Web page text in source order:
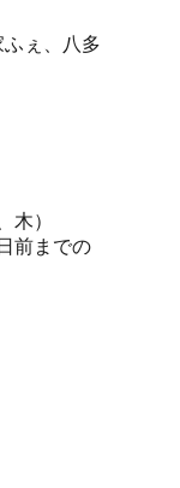
ぇ、八多
木）
前までの